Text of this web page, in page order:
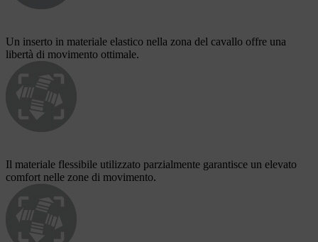
Un inserto in materiale elastico nella zona del cavallo offre una
libertà di movimento ottimale.
Il materiale flessibile utilizzato parzialmente garantisce un elevato
comfort nelle zone di movimento.